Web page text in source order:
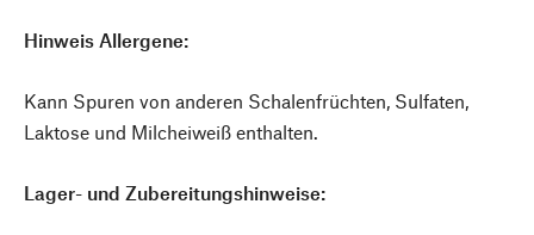
Hinweis Allergene:
Kann Spuren von anderen Schalenfrüchten, Sulfaten,
Laktose und Milcheiweiß enthalten.
Lager- und Zubereitungshinweise: